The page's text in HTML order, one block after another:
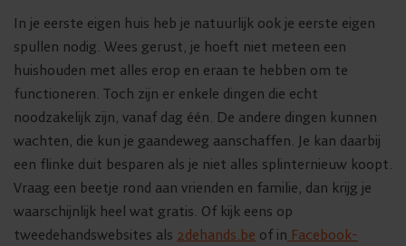
In je eerste eigen huis heb je natuurlijk ook je eerste eigen
spullen nodig. Wees gerust, je hoeft niet meteen een
huishouden met alles erop en eraan te hebben om te
functioneren. Toch zijn er enkele dingen die echt
noodzakelijk zijn, vanaf dag één. De andere dingen kunnen
wachten, die kun je gaandeweg aanschaffen. Je kan daarbij
een flinke duit besparen als je niet alles splinternieuw koopt.
Vraag een beetje rond aan vrienden en familie, dan krijg je
waarschijnlijk heel wat gratis. Of kijk eens op
tweedehandswebsites als 2dehands.be of in Facebook-